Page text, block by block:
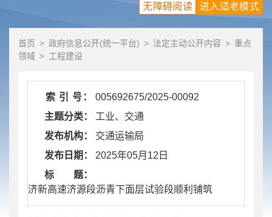
进入适老模式
无障碍阅读
首页 > 政府信息公开(统一平台) > 法定主动公开内容 > 重点
领域 > 工程建设
索 引 号：
005692675/2025-00092
主题分类：
工业、交通
发布机构：
交通运输局
发布日期：
2025年05月12日
标 题：
​ 济新高速济源段沥青下面层试验段顺利铺筑